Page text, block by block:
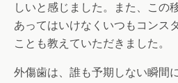
しいと感じました。また、この
あってはいけなくいつもコンス
ことも教えていただきました。
外傷歯は、誰も予期しない瞬間